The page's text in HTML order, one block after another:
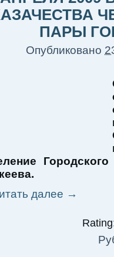
ПАРЫ
Опубликовано
далее →